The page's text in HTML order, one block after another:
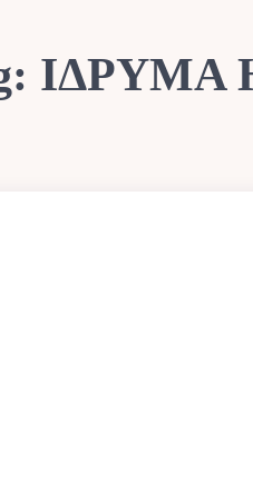
ΙΔΡΥΜΑ